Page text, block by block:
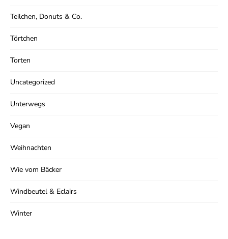
Teilchen, Donuts & Co.
Törtchen
Torten
Uncategorized
Unterwegs
Vegan
Weihnachten
Wie vom Bäcker
Windbeutel & Eclairs
Winter